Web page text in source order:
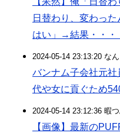
日替わり、変わった
はい」→結果・・・
2024-05-14 23:13:20 な
バンナム子会社元
代や女に貢ぐため
2024-05-14 23:12:36 暇
【画像】最新の